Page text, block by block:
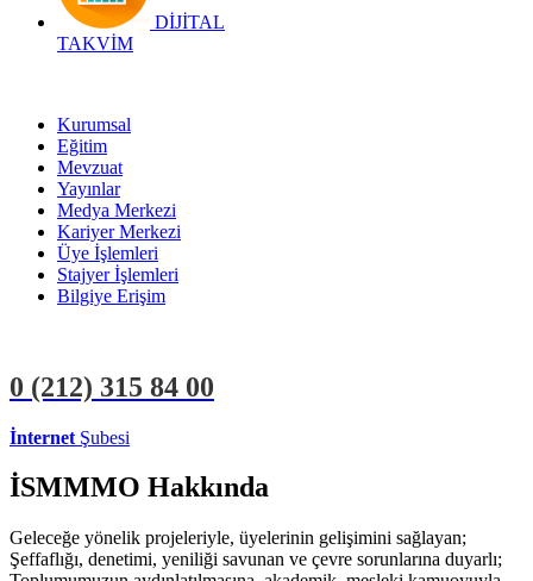
DİJİTAL
TAKVİM
Kurumsal
Eğitim
Mevzuat
Yayınlar
Medya Merkezi
Kariyer Merkezi
Üye İşlemleri
Stajyer İşlemleri
Bilgiye Erişim
0 (212) 315 84 00
İnternet Şubesi
İSMMMO Hakkında
Geleceğe yönelik projeleriyle, üyelerinin gelişimini sağlayan;
Şeffaflığı, denetimi, yeniliği savunan ve çevre sorunlarına duyarlı;